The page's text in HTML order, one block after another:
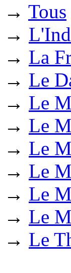
→ Tous
→
→ La
→ Le
→ Le
→ Le
→ Le
→ Le
→ Le
→ Le
→ Le